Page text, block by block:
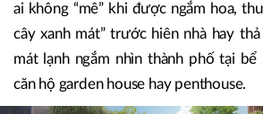
ai không “mê” khi được ngắm hoa,
cây xanh mát” trước hiên nhà hay
mát lạnh ngắm nhìn thành phố tại
căn hộ garden house hay penthouse.